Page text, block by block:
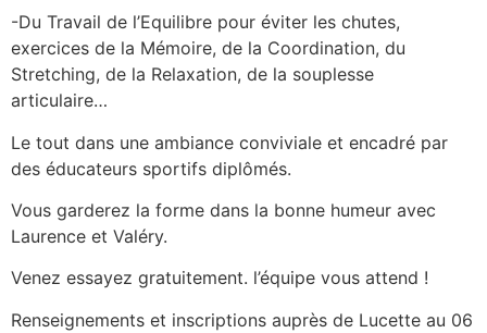
-Du Travail de l’Equilibre pour éviter les chutes,
exercices de la Mémoire, de la Coordination, du
Stretching, de la Relaxation, de la souplesse
articulaire…
Le tout dans une ambiance conviviale et encadré par
des éducateurs sportifs diplômés.
Vous garderez la forme dans la bonne humeur avec
Laurence et Valéry.
Venez essayez gratuitement. l’équipe vous attend !
Renseignements et inscriptions auprès de Lucette au 06